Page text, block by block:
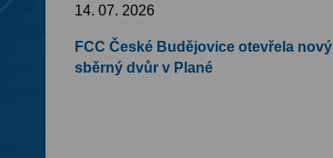
14. 07. 2026
FCC České Budějovice otevřela nový
sběrný dvůr v Plané